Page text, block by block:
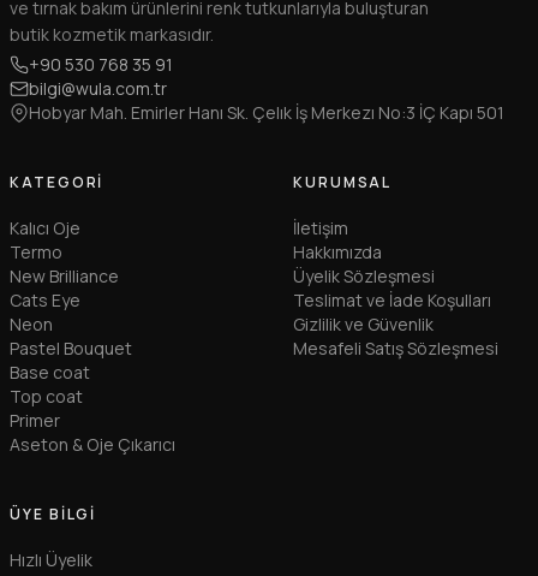
ve tırnak bakım ürünlerini renk tutkunlarıyla buluşturan
butik kozmetik markasıdır.
+90 530 768 35 91
bilgi@wula.com.tr
Hobyar Mah. Emirler Hanı Sk. Çelık İş Merkezı No:3 İÇ Kapı 501
KATEGORI
Kalıcı Oje
Termo
New Brilliance
Cats Eye
Neon
Pastel Bouquet
Base coat
Top coat
Primer
Aseton & Oje Çıkarıcı
KURUMSAL
İletişim
Hakkımızda
Üyelik Sözleşmesi
Teslimat ve İade Koşulları
Gizlilik ve Güvenlik
Mesafeli Satış Sözleşmesi
ÜYE BILGI
Hızlı Üyelik